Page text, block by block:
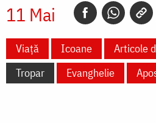
11 Mai
Viață Icoane Articole
Tropar
Evanghelie